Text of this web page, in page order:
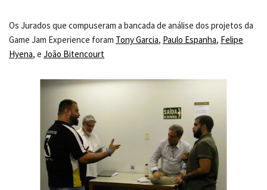
Os Jurados que compuseram a bancada de análise dos projetos da
Game Jam Experience foram Tony Garcia, Paulo Espanha, Felipe
Hyena, e João Bitencourt